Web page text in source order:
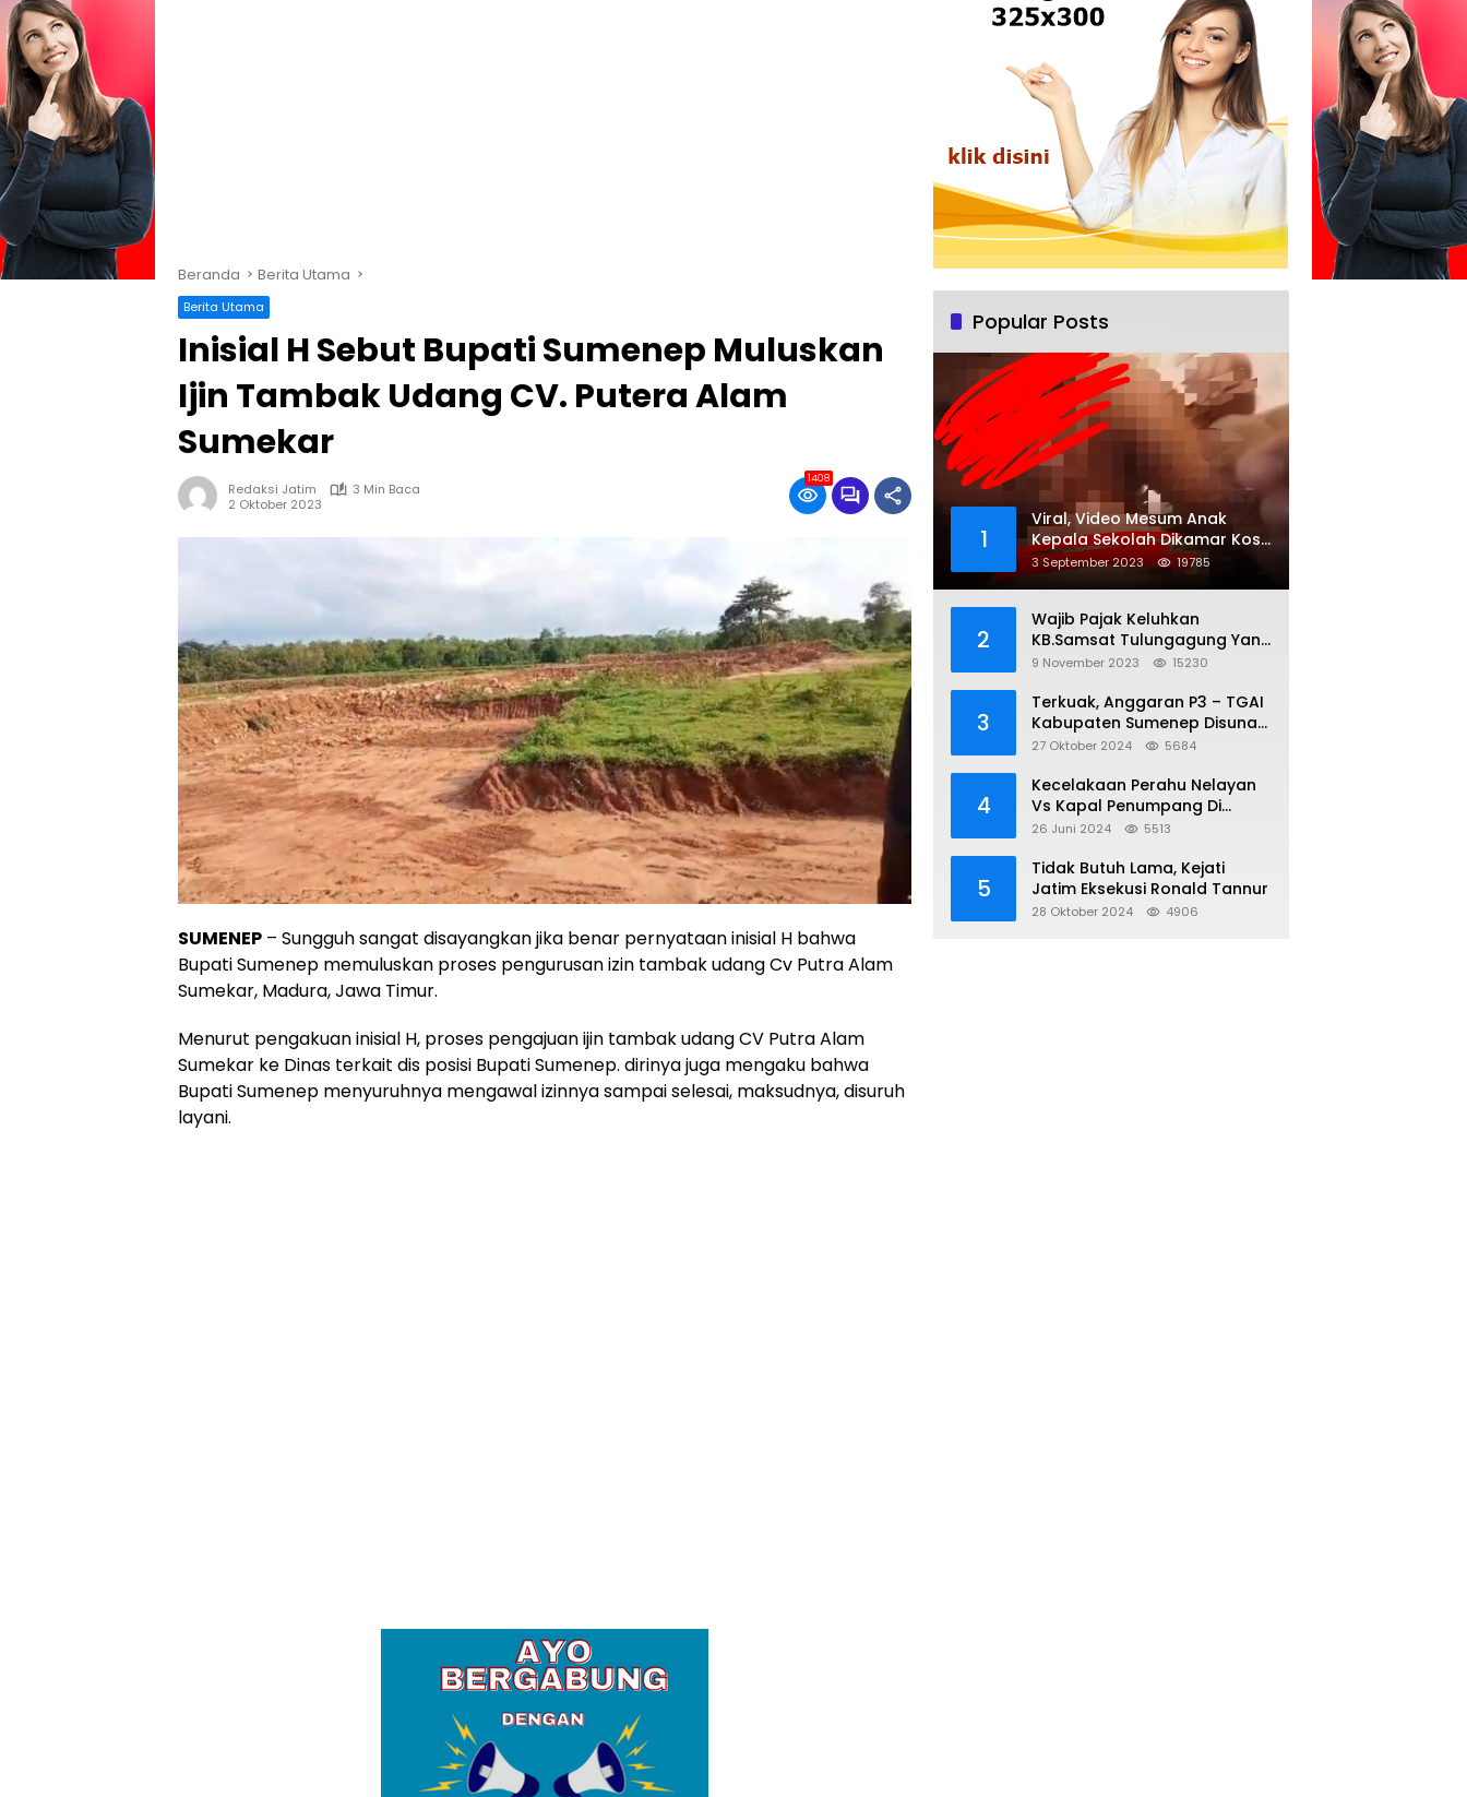
Beranda Berita Utama
Berita Utama
Inisial H Sebut Bupati Sumenep Muluskan
Ijin Tambak Udang CV. Putera Alam
Sumekar
Redaksi Jatim
3 Min Baca
2 Oktober 2023
1408
SUMENEP – Sungguh sangat disayangkan jika benar pernyataan inisial H bahwa
Bupati Sumenep memuluskan proses pengurusan izin tambak udang Cv Putra Alam
Sumekar, Madura, Jawa Timur.
Menurut pengakuan inisial H, proses pengajuan ijin tambak udang CV Putra Alam
Sumekar ke Dinas terkait dis posisi Bupati Sumenep. dirinya juga mengaku bahwa
Bupati Sumenep menyuruhnya mengawal izinnya sampai selesai, maksudnya, disuruh
layani.
Popular Posts
1
Viral, Video Mesum Anak
Kepala Sekolah Dikamar Kos
Sumenep
3 September 2023 19785
2
Wajib Pajak Keluhkan
KB.Samsat Tulungagung Yang
Diduga Legalkan Pungli
9 November 2023 15230
3
Terkuak, Anggaran P3 – TGAI
Kabupaten Sumenep Disunat,
Inisial S ; 35 persen Bagian
27 Oktober 2024 5684
4
Kecelakaan Perahu Nelayan
Vs Kapal Penumpang Di
Perairan Gili Iyang, 3 Orang
26 Juni 2024 5513
5
Tidak Butuh Lama, Kejati
Jatim Eksekusi Ronald Tannur
28 Oktober 2024 4906